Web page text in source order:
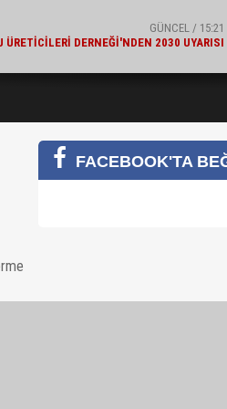
GÜNCEL / 15:21
DERNEĞI'NDEN 2030 UYARISI
FACEBOOK'TA